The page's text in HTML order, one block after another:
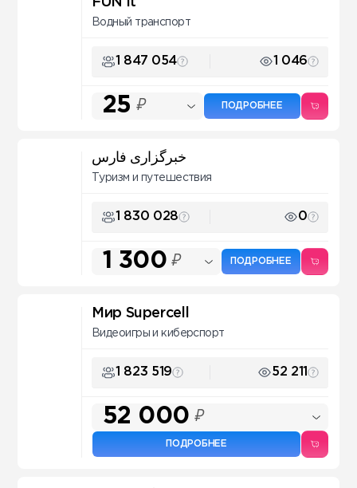
Водный транспорт
1 847 054 1 046
25 ₽ ПОДРОБНЕЕ
خبرگزاری فارس
Туризм и путешествия
1 830 028 0
1 300 ₽ ПОДРОБНЕЕ
Мир Supercell
Видеоигры и киберспорт
1 823 519 52 211
52 000 ₽
ПОДРОБНЕЕ